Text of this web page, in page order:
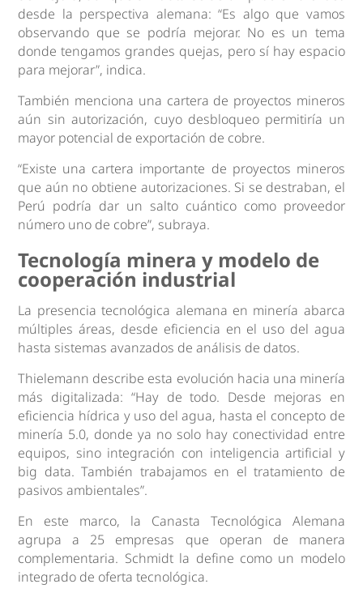
desde la perspectiva alemana: “Es algo que vamos
observando que se podría mejorar. No es un tema
donde tengamos grandes quejas, pero sí hay espacio
para mejorar”, indica.
También menciona una cartera de proyectos mineros
aún sin autorización, cuyo desbloqueo permitiría un
mayor potencial de exportación de cobre.
“Existe una cartera importante de proyectos mineros
que aún no obtiene autorizaciones. Si se destraban, el
Perú podría dar un salto cuántico como proveedor
número uno de cobre”, subraya.
Tecnología minera y modelo de
cooperación industrial
La presencia tecnológica alemana en minería abarca
múltiples áreas, desde eficiencia en el uso del agua
hasta sistemas avanzados de análisis de datos.
Thielemann describe esta evolución hacia una minería
más digitalizada: “Hay de todo. Desde mejoras en
eficiencia hídrica y uso del agua, hasta el concepto de
minería 5.0, donde ya no solo hay conectividad entre
equipos, sino integración con inteligencia artificial y
big data. También trabajamos en el tratamiento de
pasivos ambientales”.
En este marco, la Canasta Tecnológica Alemana
agrupa a 25 empresas que operan de manera
complementaria. Schmidt la define como un modelo
integrado de oferta tecnológica.